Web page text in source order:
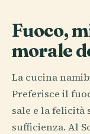
Fuoco,
morale
La cucina
Preferisce il
sale e la felicità
sufficienza. Al